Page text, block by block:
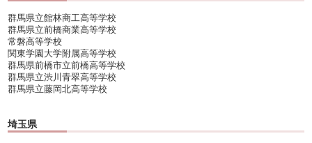
群馬県立館林商工高等学校
群馬県立前橋商業高等学校
常磐高等学校
関東学園大学附属高等学校
群馬県前橋市立前橋高等学校
群馬県立渋川青翠高等学校
群馬県立藤岡北高等学校
埼玉県